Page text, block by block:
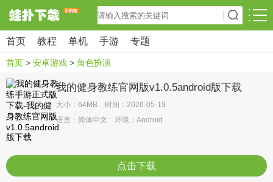
首页 教程 单机 手游 专题
首页 > 安卓游戏 > 角色扮演
我的健身教练官网版v1.0.5android版下载
大小：64MB 时间：2026-05-19
语言：简体中文 环境：Android
点击下载